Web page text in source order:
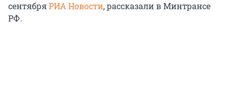
сентябряРИА Новости, рассказали в Минтрансе
РФ.